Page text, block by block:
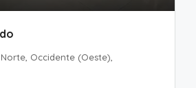
Occidente (Oeste),